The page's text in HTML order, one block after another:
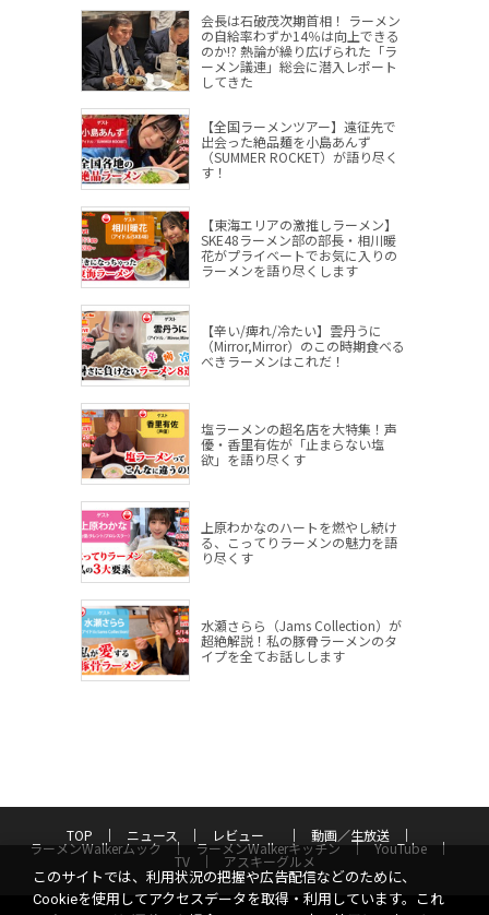
会長は石破茂次期首相！ ラーメン
の自給率わずか14％は向上できる
のか!? 熱論が繰り広げられた「ラ
ーメン議連」総会に潜入レポート
してきた
【全国ラーメンツアー】遠征先で
出会った絶品麺を小島あんず
（SUMMER ROCKET）が語り尽く
す！
【東海エリアの激推しラーメン】
SKE48ラーメン部の部長・相川暖
花がプライベートでお気に入りの
ラーメンを語り尽くします
【辛い/痺れ/冷たい】雲丹うに
（Mirror,Mirror）のこの時期食べる
べきラーメンはこれだ！
塩ラーメンの超名店を大特集！声
優・香里有佐が「止まらない塩
欲」を語り尽くす
上原わかなのハートを燃やし続け
る、こってりラーメンの魅力を語
り尽くす
水瀬さらら（Jams Collection）が
超絶解説！私の豚骨ラーメンのタ
イプを全てお話しします
TOP ニュース レビュー 動画／生放送
ラーメンWalkerムック ラーメンWalkerキッチン YouTube
TV アスキーグルメ
このサイトでは、利用状況の把握や広告配信などのために、
Cookieを使用してアクセスデータを取得・利用しています。これ